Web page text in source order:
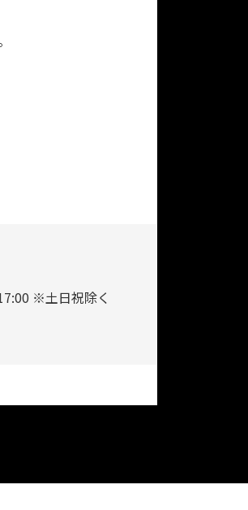
※土日祝除く